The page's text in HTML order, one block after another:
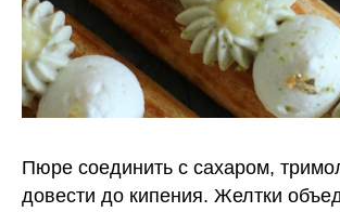
Пюре соединить с сахаром,
довести до кипения. Желтки